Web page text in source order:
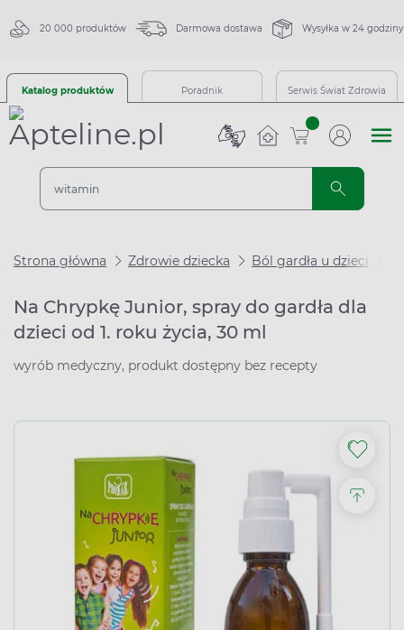
20 000 produktów Darmowa dostawa Wysyłka w 24 godziny
Katalog produktów Poradnik Serwis Świat Zdrowia
sztuk
Strona główna Zdrowie dziecka Ból gardła u dzieci
Na Chrypkę Junior, spray do gardła dla
dzieci od 1. roku życia, 30 ml
wyrób medyczny, produkt dostępny bez recepty